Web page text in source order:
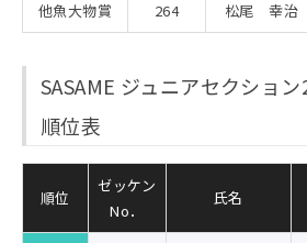
他魚大物賞 264 松尾 幸治
SASAME ジュニアセクショ
順位表
順位
ゼッケン
No．
氏名